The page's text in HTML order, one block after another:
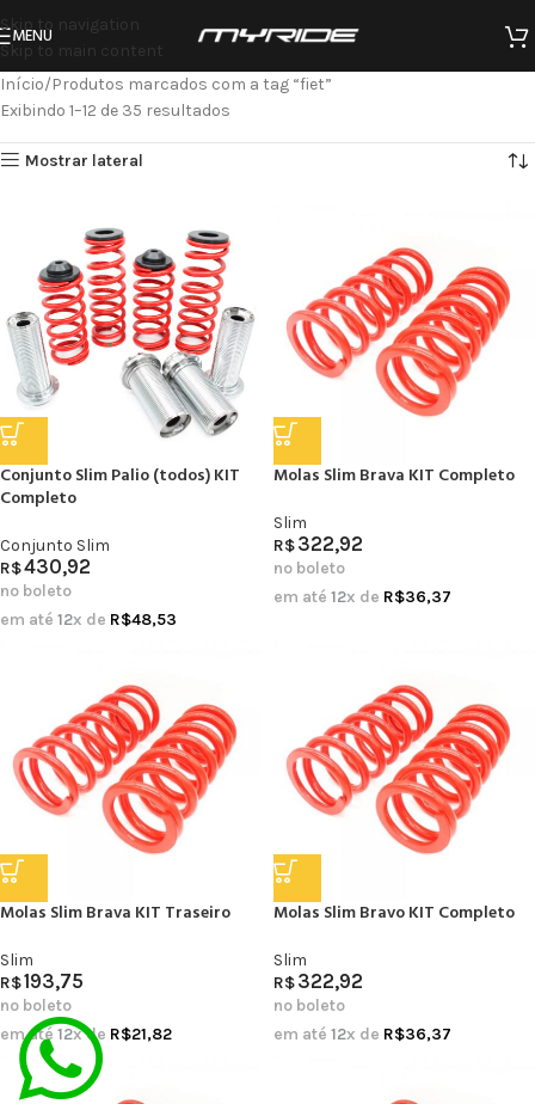
Skip to navigation
Skip to main content
MENU
Início Produtos marcados com a tag “fiet”
Exibindo 1–12 de 35 resultados
Mostrar lateral
Conjunto Slim Palio (todos) KIT
Completo
Conjunto Slim
R$430,92
no boleto
em até 12x de R$48,53
Molas Slim Brava KIT Completo
Slim
R$322,92
no boleto
em até 12x de R$36,37
Molas Slim Brava KIT Traseiro
Slim
R$193,75
no boleto
em até 12x de R$21,82
Molas Slim Bravo KIT Completo
Slim
R$322,92
no boleto
em até 12x de R$36,37